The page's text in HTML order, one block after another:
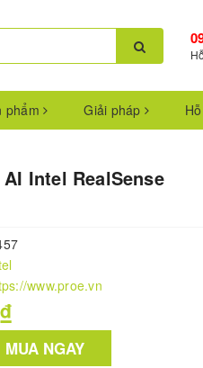
phẩm Giải pháp
AI Intel RealSense
www.proe.vn
MUA NGAY